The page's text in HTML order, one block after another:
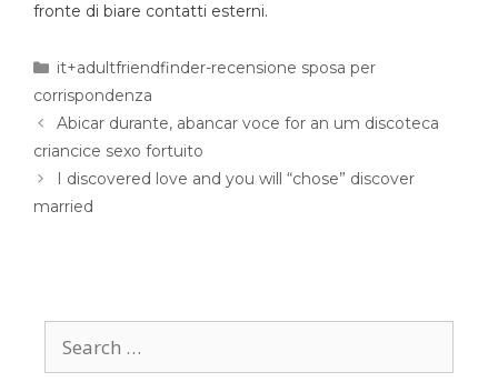
fronte di biare contatti esterni.
it+adultfriendfinder-recensione sposa per
corrispondenza
Abicar durante, abancar voce for an um discoteca
criancice sexo fortuito
I discovered love and you will “chose” discover
married